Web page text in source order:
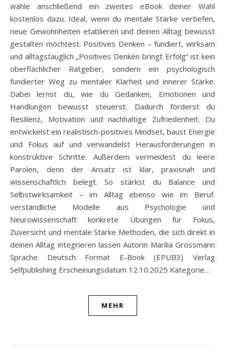
wähle anschließend ein zweites eBook deiner Wahl
kostenlos dazu. Ideal, wenn du mentale Stärke vertiefen,
neue Gewohnheiten etablieren und deinen Alltag bewusst
gestalten möchtest. Positives Denken – fundiert, wirksam
und alltagstauglich „Positives Denken bringt Erfolg“ ist kein
oberflächlicher Ratgeber, sondern ein psychologisch
fundierter Weg zu mentaler Klarheit und innerer Stärke.
Dabei lernst du, wie du Gedanken, Emotionen und
Handlungen bewusst steuerst. Dadurch förderst du
Resilienz, Motivation und nachhaltige Zufriedenheit. Du
entwickelst ein realistisch-positives Mindset, baust Energie
und Fokus auf und verwandelst Herausforderungen in
konstruktive Schritte. Außerdem vermeidest du leere
Parolen, denn der Ansatz ist klar, praxisnah und
wissenschaftlich belegt. So stärkst du Balance und
Selbstwirksamkeit – im Alltag ebenso wie im Beruf.
verständliche Modelle aus Psychologie und
Neurowissenschaft konkrete Übungen für Fokus,
Zuversicht und mentale Stärke Methoden, die sich direkt in
deinen Alltag integrieren lassen Autorin Marilia Grossmann
Sprache Deutsch Format E-Book (EPUB3) Verlag
Selfpublishing Erscheinungsdatum 12.10.2025 Kategorie…
MEHR